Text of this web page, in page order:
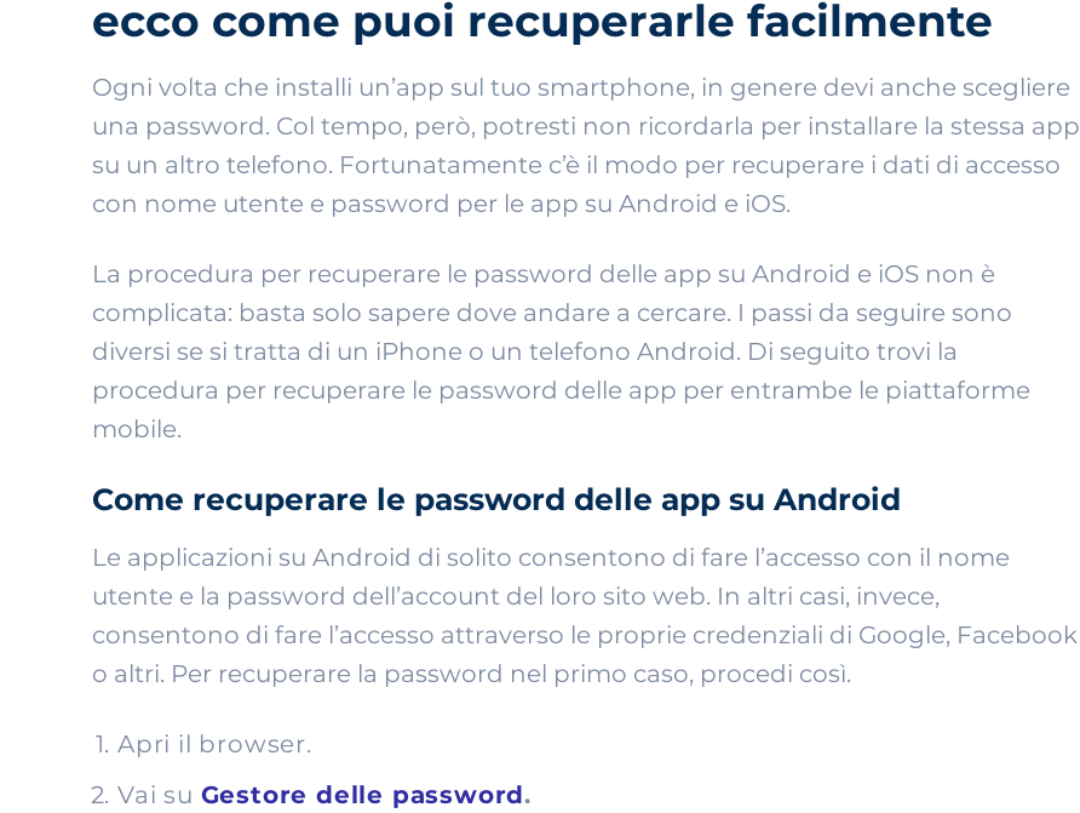
ecco come puoi recuperarle facilmente
Ogni volta che installi un’app sul tuo smartphone, in genere devi anche scegliere
una password. Col tempo, però, potresti non ricordarla per installare la stessa app
su un altro telefono. Fortunatamente c’è il modo per recuperare i dati di accesso
con nome utente e password per le app su Android e iOS.
La procedura per recuperare le password delle app su Android e iOS non è
complicata: basta solo sapere dove andare a cercare. I passi da seguire sono
diversi se si tratta di un iPhone o un telefono Android. Di seguito trovi la
procedura per recuperare le password delle app per entrambe le piattaforme
mobile.
Come recuperare le password delle app su Android
Le applicazioni su Android di solito consentono di fare l’accesso con il nome
utente e la password dell’account del loro sito web. In altri casi, invece,
consentono di fare l’accesso attraverso le proprie credenziali di Google, Facebook
o altri. Per recuperare la password nel primo caso, procedi così.
Apri il browser.
Vai su Gestore delle password.